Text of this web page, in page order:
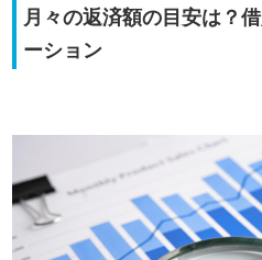
月々の返済額の目安は？
ーション